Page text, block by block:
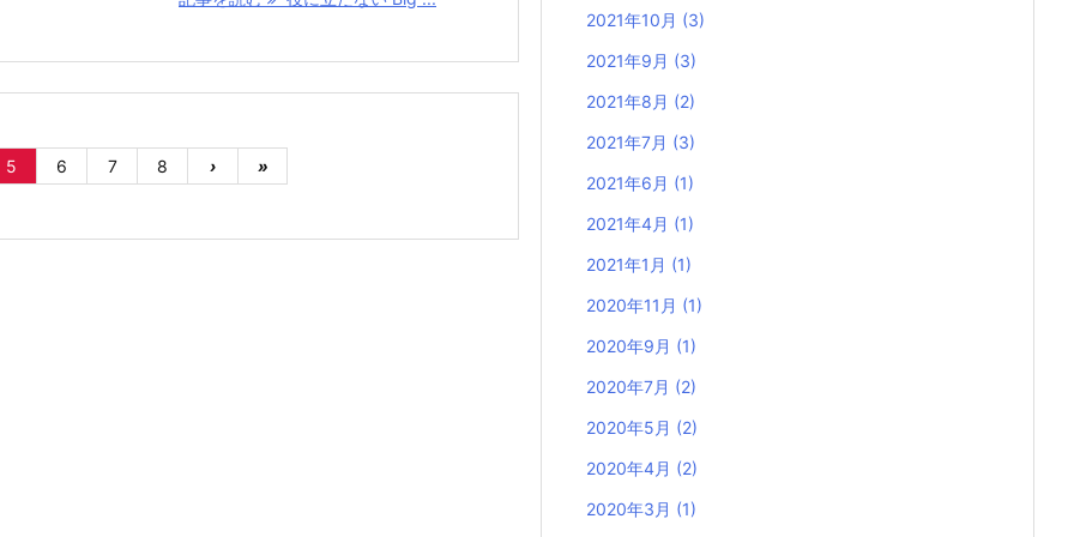
5 6 7 8 › »
2021年10月 (3)
2021年9月 (3)
2021年8月 (2)
2021年7月 (3)
2021年6月 (1)
2021年4月 (1)
2021年1月 (1)
2020年11月 (1)
2020年9月 (1)
2020年7月 (2)
2020年5月 (2)
2020年4月 (2)
2020年3月 (1)